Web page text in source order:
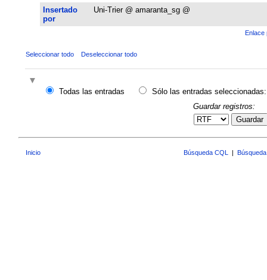
Insertado
por
Uni-Trier @ amaranta_sg @
Enlace
Seleccionar todo Deseleccionar todo
Todas las entradas
Sólo las entradas seleccionadas:
Guardar registros:
Guardar
Inicio Búsqueda CQL